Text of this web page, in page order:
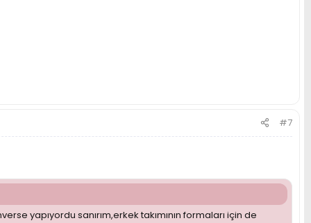
#7
yapıyordu sanırım,erkek takımının formaları için de